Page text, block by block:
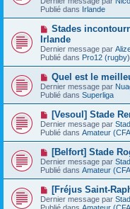
g
e
e
s
s
a
g
e
v
e
a
u
m
e
s
a
g
e
Publié dans Irlande
N
o
u
v
e
a
u
m
e
s
s
a
g
e
Stades
Irlande
Dernier message par
Publié dans Pro12 (rugby)
N
o
u
v
e
u
m
e
s
a
g
e
Quel est le
Dernier message par
Publié dans Superliga
N
o
u
v
e
u
m
e
s
a
[Vesoul] Stade
Dernier message par
Publié dans Amateur
N
o
u
v
e
u
[Belfort] Stade
Dernier message par
Publié dans Amateur
N
o
u
[Fréjus Saint-
Dernier message par
Publié dans Amateur